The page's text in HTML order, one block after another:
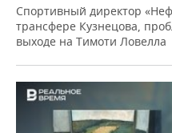
Спортивный директор
трансфере Кузнецова,
выходе на Тимоти Ловелла